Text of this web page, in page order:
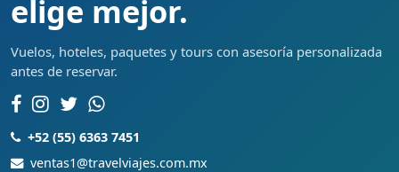
elige mejor.
Vuelos, hoteles, paquetes y tours con asesoría personalizada
antes de reservar.
+52 (55) 6363 7451
ventas1@travelviajes.com.mx